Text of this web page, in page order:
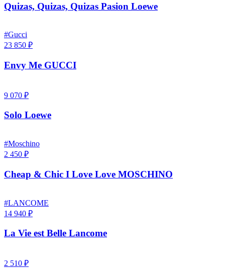
Quizas, Quizas, Quizas Pasion Loewe
#Gucci
23 850 ₽
Envy Me GUCCI
9 070 ₽
Solo Loewe
#Moschino
2 450 ₽
Cheap & Chic I Love Love MOSCHINO
#LANCOME
14 940 ₽
La Vie est Belle Lancome
2 510 ₽